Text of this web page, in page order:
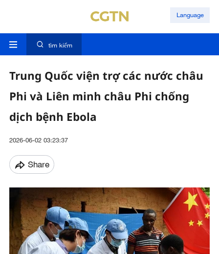
Language
tìm kiếm
Trung Quốc viện trợ các nước châu
Phi và Liên minh châu Phi chống
dịch bệnh Ebola
2026-06-02 03:23:37
Share